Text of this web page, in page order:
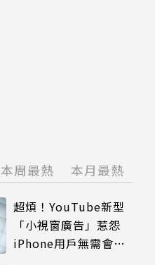
本周最熱 本月最熱
超煩！YouTube新型
「小視窗廣告」惹怨
iPhone用戶無需會員